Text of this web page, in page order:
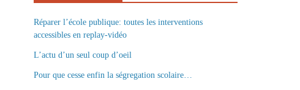
Réparer l’école publique: toutes les interventions
accessibles en replay-vidéo
L’actu d’un seul coup d’oeil
Pour que cesse enfin la ségregation scolaire…